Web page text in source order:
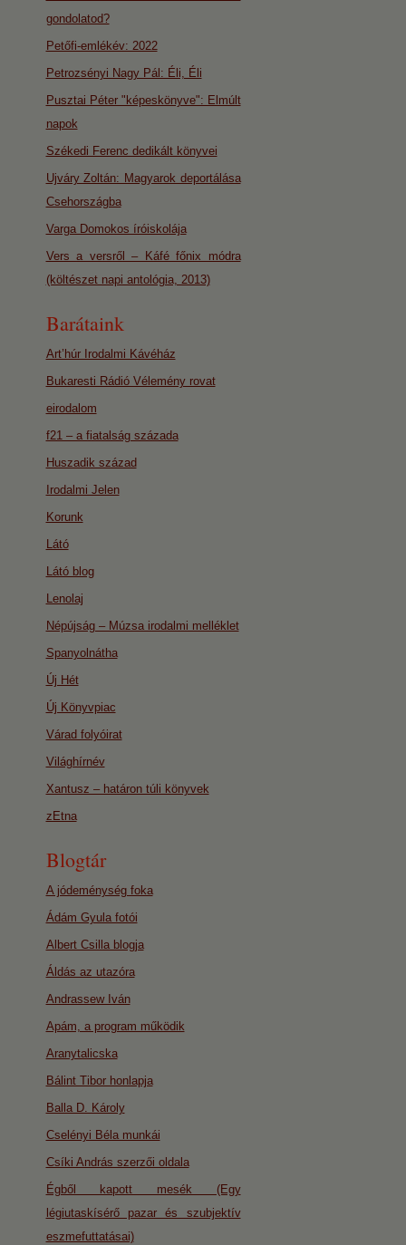
gondolatod?
Petőfi-emlékév: 2022
Petrozsényi Nagy Pál: Éli, Éli
Pusztai Péter "képeskönyve": Elmúlt
napok
Székedi Ferenc dedikált könyvei
Ujváry Zoltán: Magyarok deportálása
Csehországba
Varga Domokos íróiskolája
Vers a versről – Káfé főnix módra
(költészet napi antológia, 2013)
Barátaink
Art’húr Irodalmi Kávéház
Bukaresti Rádió Vélemény rovat
eirodalom
f21 – a fiatalság százada
Huszadik század
Irodalmi Jelen
Korunk
Látó
Látó blog
Lenolaj
Népújság – Múzsa irodalmi melléklet
Spanyolnátha
Új Hét
Új Könyvpiac
Várad folyóirat
Világhírnév
Xantusz – határon túli könyvek
zEtna
Blogtár
A jódeménység foka
Ádám Gyula fotói
Albert Csilla blogja
Áldás az utazóra
Andrassew Iván
Apám, a program működik
Aranytalicska
Bálint Tibor honlapja
Balla D. Károly
Cselényi Béla munkái
Csíki András szerzői oldala
Égből kapott mesék (Egy
légiutaskísérő pazar és szubjektív
eszmefuttatásai)